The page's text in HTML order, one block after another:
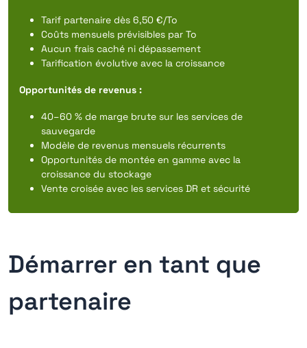
Tarif partenaire dès 6,50 €/To
Coûts mensuels prévisibles par To
Aucun frais caché ni dépassement
Tarification évolutive avec la croissance
Opportunités de revenus :
40–60 % de marge brute sur les services de
sauvegarde
Modèle de revenus mensuels récurrents
Opportunités de montée en gamme avec la
croissance du stockage
Vente croisée avec les services DR et sécurité
Démarrer en tant que
partenaire